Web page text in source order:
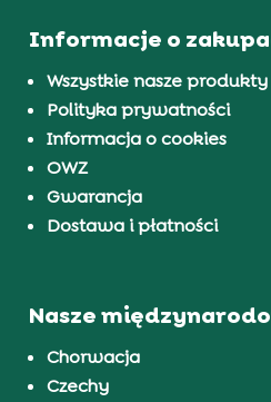
Informacje o
Wszystkie nasze produkty
Polityka prywatności
Informacja o cookies
OWZ
Gwarancja
Dostawa i płatności
Nasze
Chorwacja
Czechy